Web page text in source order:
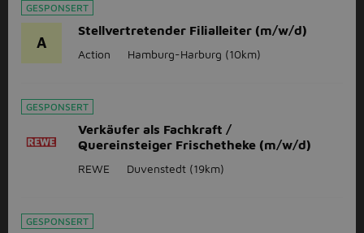
GESPONSERT
A
Stellvertretender Filialleiter (m/w/d)
Action Hamburg-Harburg (10km)
GESPONSERT
Verkäufer als Fachkraft /
Quereinsteiger Frischetheke (m/w/d)
REWE Duvenstedt (19km)
GESPONSERT